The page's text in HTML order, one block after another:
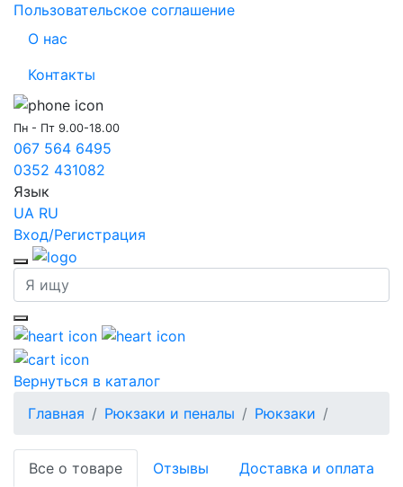
Пользовательское соглашение
О нас
Контакты
Пн - Пт 9.00-18.00
067 564 6495
0352 431082
Язык
UA RU
Вход/Регистрация
Вернуться в каталог
Главная
Рюкзаки и пеналы Рюкзаки
Все о товаре Отзывы Доставка и оплата